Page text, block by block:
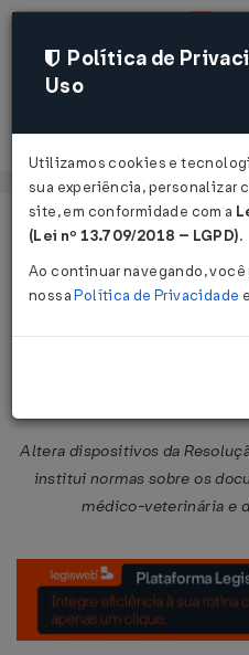
Página Inicial Legislações
Resolução
Altera dispositivos da
institui normas sobre os
médico-veterinária e
Política de
Uso
Utilizamos cookies e
sua experiência, personalizar
site, em conformidade com a
(Lei nº 13.709/2018 – LGPD).
Ao continuar navegando,
nossaPolítica de Privacidade